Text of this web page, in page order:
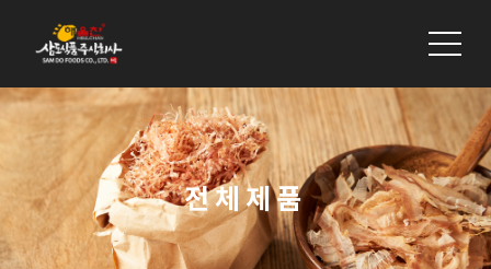
제품소개
제품문의
전체제품